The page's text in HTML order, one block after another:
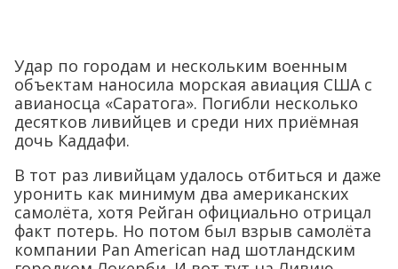
Удар по городам и нескольким военным
объектам наносила морская авиация США с
авианосца «Саратога». Погибли несколько
десятков ливийцев и среди них приёмная
дочь Каддафи.
В тот раз ливийцам удалось отбиться и даже
уронить как минимум два американских
самолёта, хотя Рейган официально отрицал
факт потерь. Но потом был взрыв самолёта
компании Pan American над шотландским